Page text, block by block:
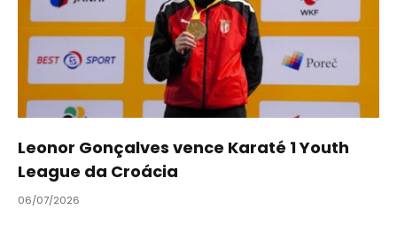
Leonor Gonçalves vence Karaté 1 Youth
League da Croácia
06/07/2026